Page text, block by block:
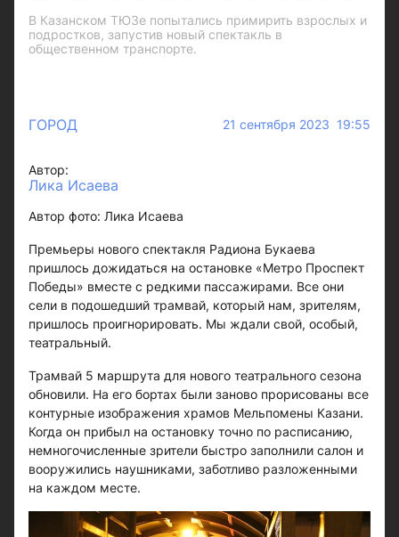
В Казанском ТЮЗе попытались примирить взрослых и
подростков, запустив новый спектакль в
общественном транспорте.
ГОРОД 21 сентября 2023 19:55
Автор:
Лика Исаева
Автор фото: Лика Исаева
Премьеры нового спектакля Радиона Букаева
пришлось дожидаться на остановке «Метро Проспект
Победы» вместе с редкими пассажирами. Все они
сели в подошедший трамвай, который нам, зрителям,
пришлось проигнорировать. Мы ждали свой, особый,
театральный.
Трамвай 5 маршрута для нового театрального сезона
обновили. На его бортах были заново прорисованы все
контурные изображения храмов Мельпомены Казани.
Когда он прибыл на остановку точно по расписанию,
немногочисленные зрители быстро заполнили салон и
вооружились наушниками, заботливо разложенными
на каждом месте.